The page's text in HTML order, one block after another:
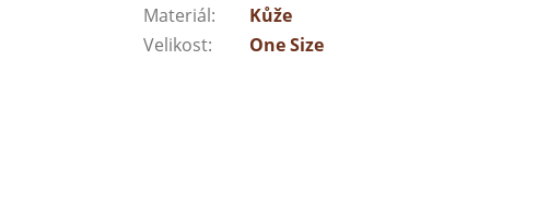
Materiál:
Kůže
Velikost: One Size